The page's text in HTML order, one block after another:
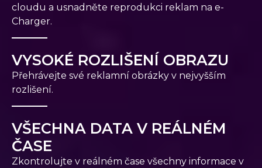
cloudu a usnadněte reprodukci reklam na e-
Charger.
VYSOKÉ ROZLIŠENÍ OBRAZU
Přehrávejte své reklamní obrázky v nejvyšším
rozlišení.
VŠECHNA DATA V REÁLNÉM
ČASE
Zkontrolujte v reálném čase všechny informace v